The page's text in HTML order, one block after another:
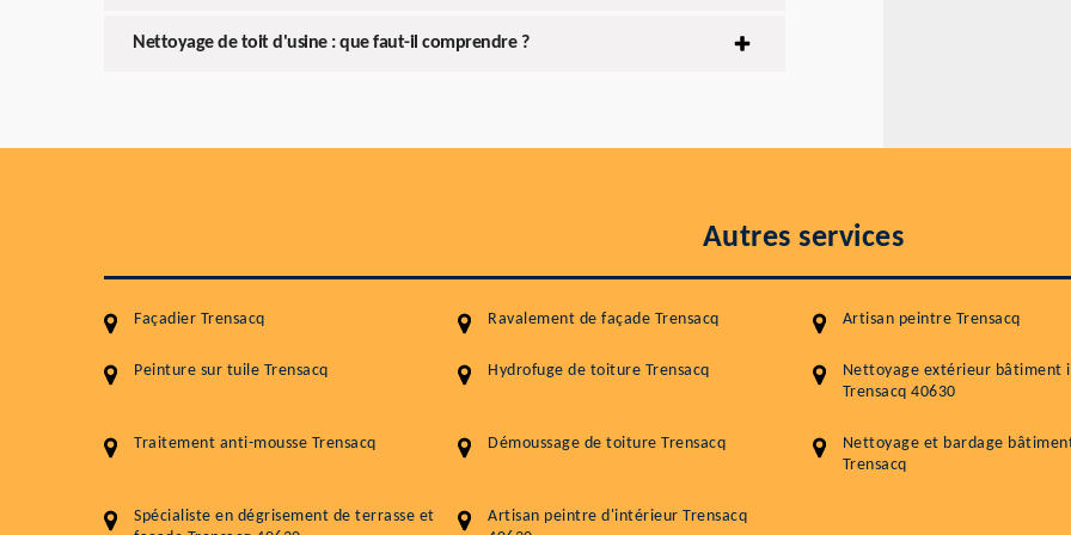
Nettoyage de toit d'usine : que faut-il comprendre ?
Autres services
Façadier Trensacq Ravalement de façade Trensacq Artisan peintre Trensacq
Peinture sur tuile Trensacq Hydrofuge de toiture Trensacq
Nettoyage extérieur bâtiment
Trensacq 40630
Traitement anti-mousse Trensacq Démoussage de toiture Trensacq
Nettoyage et bardage
Trensacq
Spécialiste en dégrisement de terrasse et
Artisan peintre d'intérieur Trensacq